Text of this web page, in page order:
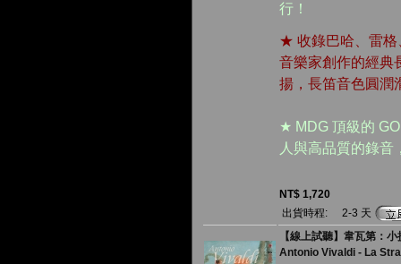
行！
★ 收錄巴哈、雷格
音樂家創作的經典
揚，長笛音色圓潤
★ MDG 頂級的
人與高品質的錄
NT$ 1,720
出貨時程:
2-3 天
【線上試聽】韋瓦第：
Antonio Vivaldi - La